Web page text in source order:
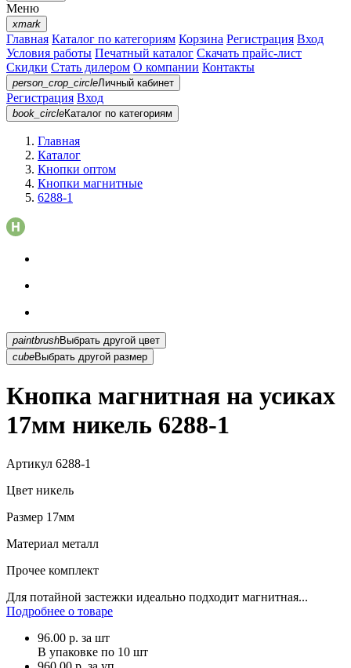
Меню
xmark
Главная Каталог по категориям Корзина Регистрация Вход
Условия работы Печатный каталог Скачать прайс-лист
Скидки Стать дилером О компании Контакты
person_crop_circleЛичный кабинет
Регистрация Вход
book_circleКаталог по категориям
Главная
Каталог
Кнопки оптом
Кнопки магнитные
6288-1
paintbrush
Выбрать другой цвет
cubeВыбрать другой размер
Кнопка магнитная на усиках
17мм никель 6288-1
Артикул 6288-1
Цвет никель
Размер 17мм
Материал металл
Прочее комплект
Для потайной застежки идеально подходит магнитная...
Подробнее о товаре
96.00 р. за шт
В упаковке по 10 шт